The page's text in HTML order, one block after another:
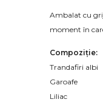
Ambalat cu
moment în
Compoziție:
Trandafiri albi
Garoafe
Liliac